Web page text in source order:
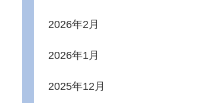
2026年2月
2026年1月
2025年12月